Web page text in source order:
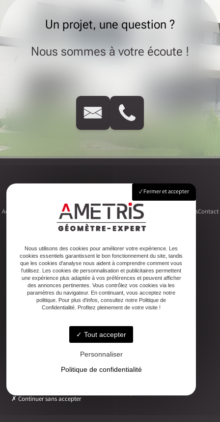
Un projet, une question ?
Nous sommes à votre écoute !
Accueil FoncierUrbanismeCopropriétéTopographie Autres activitésContact
Adresse
2ter Cour Xavier Moreau, 33720 Podensac
Téléphone
05 56 27 26 08
Email
ludovic.chiarami@geometre-expert.fr
Lundi - Vendredi : 08:30–12:30 / 13:30–18:00
Fermer et accepter
Nous utilisons des cookies pour améliorer votre expérience. Les
cookies essentiels garantissent le bon fonctionnement du site, tandis
que les cookies d'analyse nous aident à comprendre comment vous
l'utilisez. Les cookies de personnalisation et publicitaires permettent
une expérience plus adaptée à vos préférences et peuvent afficher
des annonces pertinentes. Vous contrôlez vos cookies via les
paramètres du navigateur. En continuant, vous acceptez notre
politique. Pour plus d'infos, consultez notre Politique de
Confidentialité. Profitez pleinement de votre visite !
Tout accepter
Personnaliser
Politique de confidentialité
Continuer sans accepter